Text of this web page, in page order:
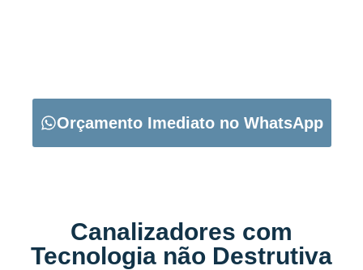
Orçamento Imediato no WhatsApp
Canalizadores com
Tecnologia não Destrutiva